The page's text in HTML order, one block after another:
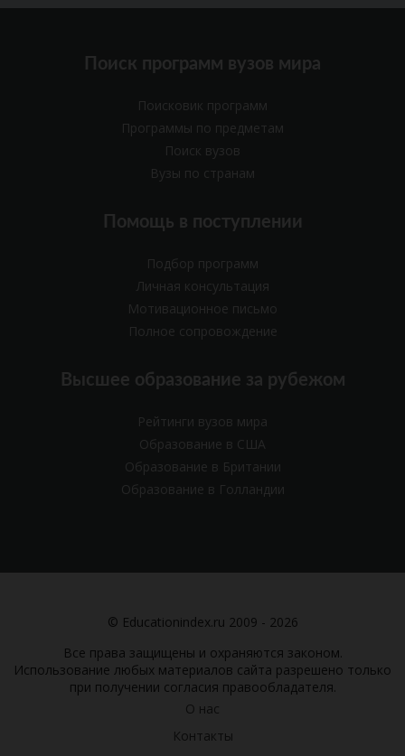
Поиск программ вузов мира
Поисковик программ
Программы по предметам
Поиск вузов
Вузы по странам
Помощь в поступлении
Подбор программ
Личная консультация
Мотивационное письмо
Полное сопровождение
Высшее образование за рубежом
Рейтинги вузов мира
Образование в США
Образование в Британии
Образование в Голландии
© Educationindex.ru 2009 - 2026
Все права защищены и охраняются законом.
Использование любых материалов сайта разрешено только
при получении согласия правообладателя.
О нас
Контакты